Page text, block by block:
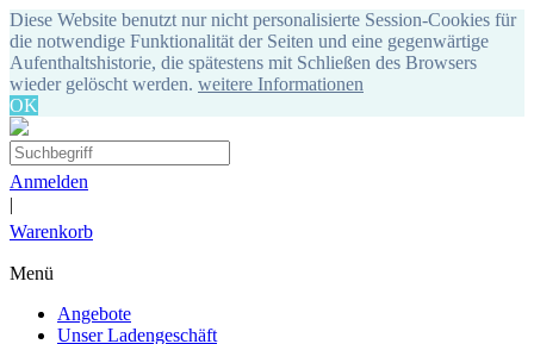
Diese Website benutzt nur nicht personalisierte Session-Cookies für
die notwendige Funktionalität der Seiten und eine gegenwärtige
Aufenthaltshistorie, die spätestens mit Schließen des Browsers
wieder gelöscht werden. weitere Informationen
OK
Anmelden
|
Warenkorb
Menü
Angebote
Unser Ladengeschäft